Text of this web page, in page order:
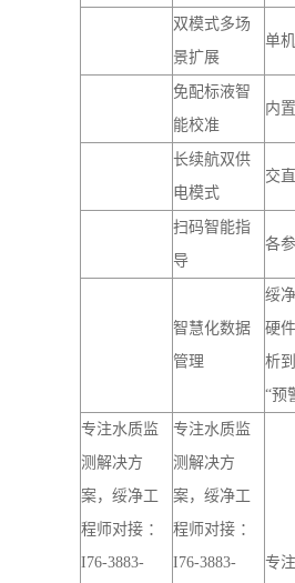
扫码智能指
导
各
智慧化数据
管理
选型、安
装、校准、
解决方案！
专注水质监
测解决方
程师对接 ：
I76-3883-
选型、安
装、校准、
解决方案！
专